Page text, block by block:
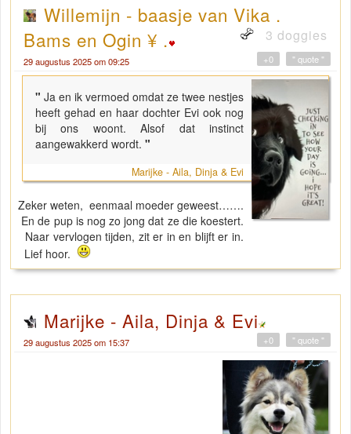
Willemijn - baasje van Vika .
Bams en Ogin ¥ .
3 doggies
29 augustus 2025 om 09:25 " quote "
+0
" Ja en ik vermoed omdat ze twee nestjes
heeft gehad en haar dochter Evi ook nog
bij ons woont. Alsof dat instinct
aangewakkerd wordt. "
Marijke - Aila, Dinja & Evi
Zeker weten, eenmaal moeder geweest…….
En de pup is nog zo jong dat ze die koestert.
Naar vervlogen tijden, zit er in en blijft er in.
Lief hoor.
Marijke - Aila, Dinja & Evi
29 augustus 2025 om 15:37 " quote "
+0